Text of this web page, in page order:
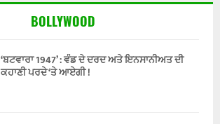
BOLLYWOOD
‘ਬਟਵਾਰਾ 1947’ : ਵੰਡ ਦੇ ਦਰਦ ਅਤੇ ਇਨਸਾਨੀਅਤ ਦੀ
ਕਹਾਣੀ ਪਰਦੇ ‘ਤੇ ਆਏਗੀ !